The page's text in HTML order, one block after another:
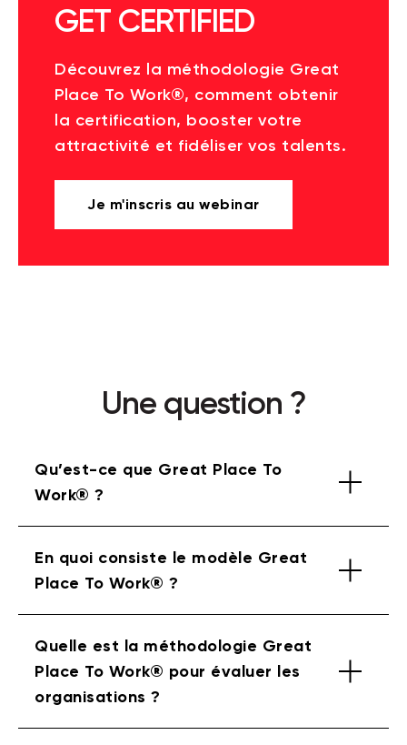
GET CERTIFIED
Découvrez la méthodologie Great
Place To Work®, comment obtenir
la certification, booster votre
attractivité et fidéliser vos talents.
Je m'inscris au webinar
Une question ?
Qu’est-ce que Great Place To
Work® ?
En quoi consiste le modèle Great
Place To Work® ?
Quelle est la méthodologie Great
Place To Work® pour évaluer les
organisations ?